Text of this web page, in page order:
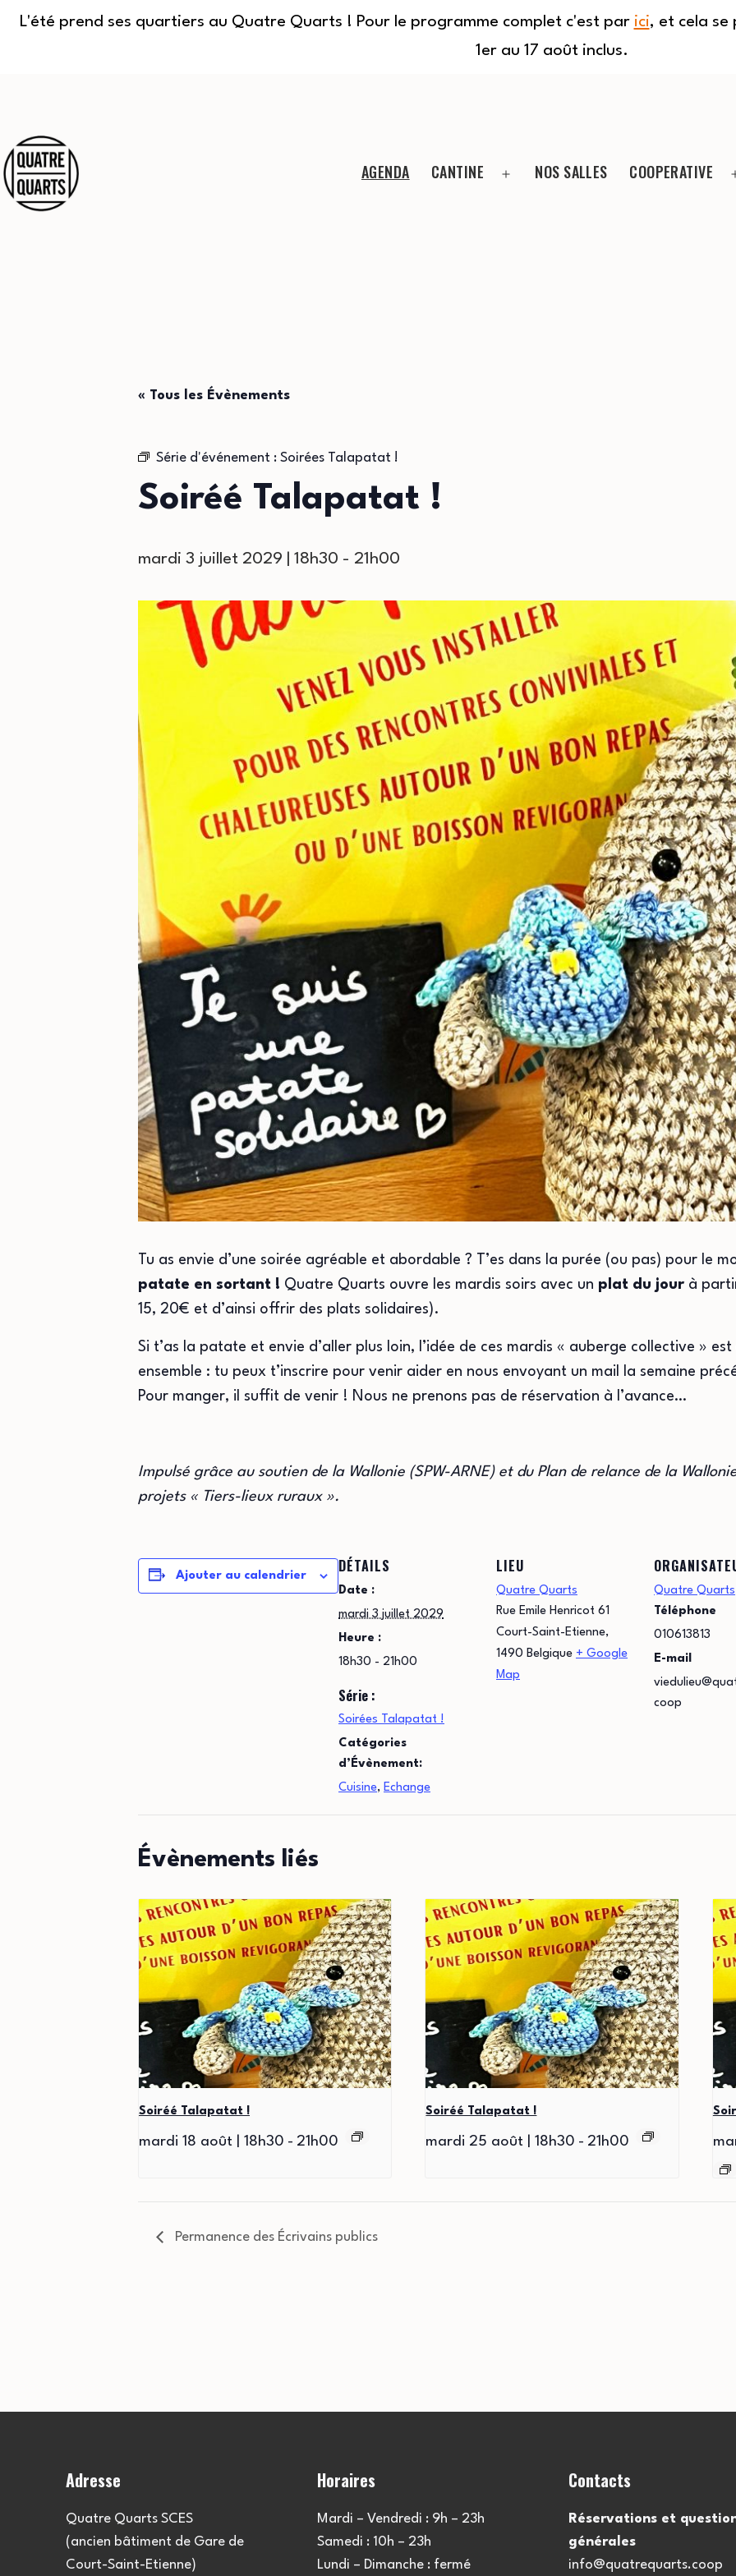
L'été prend ses quartiers au Quatre Quarts ! Pour le programme complet c'est par ici, et cela se
1er au 17 août inclus.
contenu
AGENDA CANTINE NOS SALLES COOPERATIVE
« Tous les Évènements
Série d'événement : Soirées Talapatat !
Soiréé Talapatat !
mardi 3 juillet 2029 | 18h30 - 21h00
Tu as envie d’une soirée agréable et abordable ? T’es dans la purée (ou pas) pour le
patate en sortant ! Quatre Quarts ouvre les mardis soirs avec un plat du jour à
15, 20€ et d’ainsi offrir des plats solidaires).
Si t’as la patate et envie d’aller plus loin, l’idée de ces mardis « auberge collective »
ensemble : tu peux t’inscrire pour venir aider en nous envoyant un mail la semaine
Pour manger, il suffit de venir ! Nous ne prenons pas de réservation à l’avance…
Impulsé grâce au soutien de la Wallonie (SPW-ARNE) et du Plan de relance de la
projets « Tiers-lieux ruraux ».
Ajouter au calendrier
DÉTAILS
Date :
mardi 3 juillet 2029
Heure :
18h30 - 21h00
Série :
Soirées Talapatat !
Catégories
d’Évènement:
Cuisine, Echange
LIEU
Quatre Quarts
Rue Emile Henricot 61
Court-Saint-Etienne,
1490 Belgique + Google
Map
Quatre Quarts
Téléphone
010613813
E-mail
coop
Évènements liés
Soiréé Talapatat !
mardi 18 août | 18h30 - 21h00
Soiréé Talapatat !
mardi 25 août | 18h30 - 21h00
Permanence des Écrivains publics
Adresse
Quatre Quarts SCES
(ancien bâtiment de Gare de
Court-Saint-Etienne)
Horaires
Mardi – Vendredi : 9h – 23h
Samedi : 10h – 23h
Lundi – Dimanche : fermé
Contacts
Réservations et
générales
info@quatrequarts.coop